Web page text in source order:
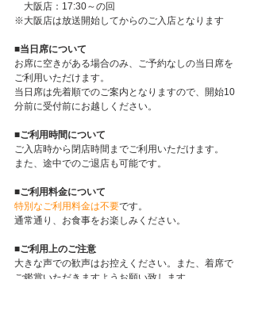
大阪店：17:30～の回
※大阪店は放送開始してからのご入店となります
■当日席について
お席に空きがある場合のみ、ご予約なしの当日席を
ご利用いただけます。
当日席は先着順でのご案内となりますので、開始10
分前に受付前にお越しください。
■ご利用時間について
ご入店時から閉店時間までご利用いただけます。
また、途中でのご退店も可能です。
■ご利用料金について
特別なご利用料金は不要です。
通常通り、お食事をお楽しみください。
■ご利用上のご注意
大きな声での歓声はお控えください。また、着席で
ご鑑賞いただきますようお願い致します。